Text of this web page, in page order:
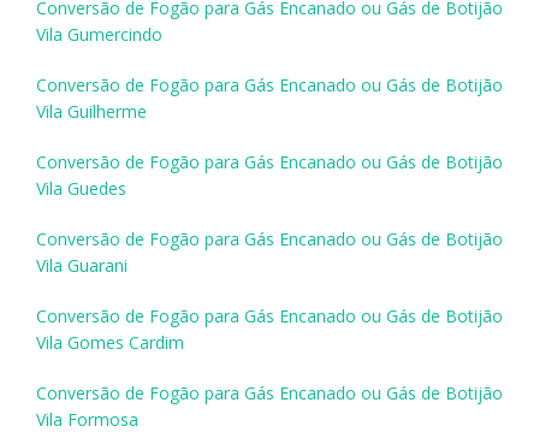
Conversão de Fogão para Gás Encanado ou Gás de Botijão
Vila Gumercindo
Conversão de Fogão para Gás Encanado ou Gás de Botijão
Vila Guilherme
Conversão de Fogão para Gás Encanado ou Gás de Botijão
Vila Guedes
Conversão de Fogão para Gás Encanado ou Gás de Botijão
Vila Guarani
Conversão de Fogão para Gás Encanado ou Gás de Botijão
Vila Gomes Cardim
Conversão de Fogão para Gás Encanado ou Gás de Botijão
Vila Formosa